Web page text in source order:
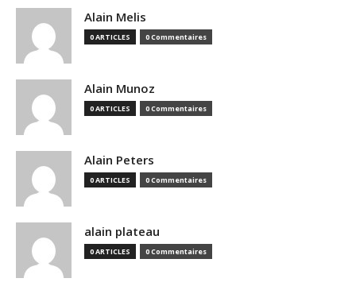
Alain Melis
0 ARTICLES 0 Commentaires
Alain Munoz
0 ARTICLES 0 Commentaires
Alain Peters
0 ARTICLES 0 Commentaires
alain plateau
0 ARTICLES 0 Commentaires